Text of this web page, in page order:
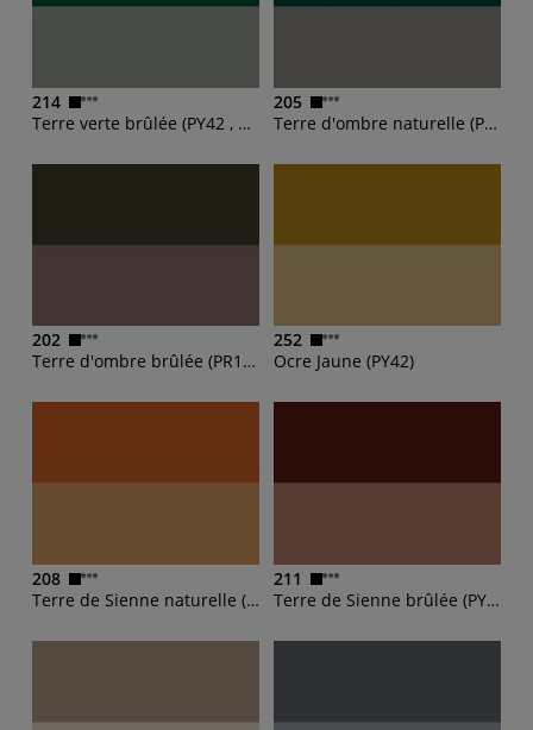
214
Terre verte brûlée (PY42 , PBk7 , PG7)
205
Terre d'ombre naturelle (PY42 , PBk7 , PR101 , PY14)
202
Terre d'ombre brûlée (PR101 , PBk7 , PY14 , PY42)
252
Ocre Jaune (PY42)
208
Terre de Sienne naturelle (PY42 , PR101 , PBk11)
211
Terre de Sienne brûlée (PY42 , PR101 , PBk11 , PBk7)